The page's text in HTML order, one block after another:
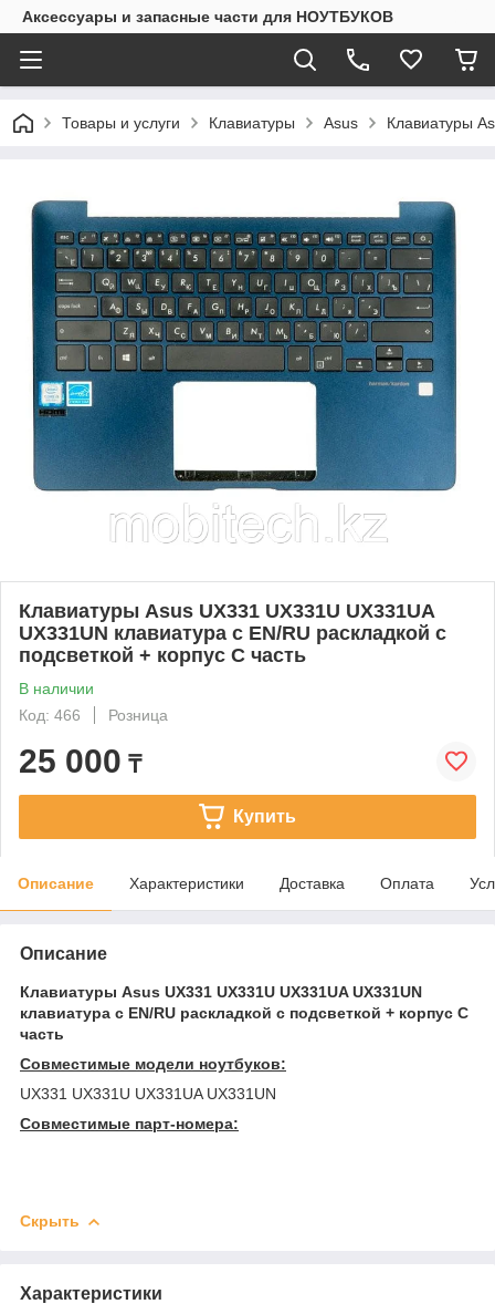
Аксессуары и запасные части для НОУТБУКОВ
Товары и услуги Клавиатуры Asus Клавиатуры
Клавиатуры Asus UX331 UX331U UX331UA
UX331UN клавиатура c EN/RU раскладкой с
подсветкой + корпус С часть
В наличии
Код: 466
Розница
25 000 ₸
Купить
Описание Характеристики Доставка Оплата
Описание
Клавиатуры Asus UX331 UX331U UX331UA UX331UN
клавиатура c EN/RU раскладкой с подсветкой + корпус С
часть
Совместимые модели ноутбуков:
UX331 UX331U UX331UA UX331UN
Совместимые парт-номера:
Скрыть
Характеристики